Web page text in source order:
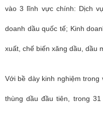
vào 3 lĩnh vực chính: Dịch
doanh dầu quốc tế; Kinh
xuất, chế biến xăng dầu, dầu
Với bề dày kinh nghiệm
thùng dầu đầu tiên, trong